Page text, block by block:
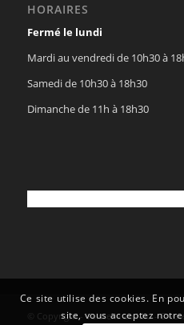
HORAIRES
Fermé le lundi
Mardi au vendredi de 10h30 à
Samedi de 10h30 à 18h30
Dimanche de 11h à 18h30
© Copyright - Vaisselle au Kilo -
Ce site utilise des cookies. En
site, vous acceptez